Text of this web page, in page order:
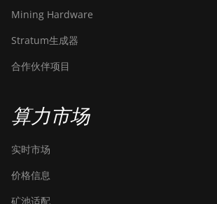
Mining Hardware
Stratum生成器
合作伙伴项目
算力市场
实时市场
价格信息
矿池适配